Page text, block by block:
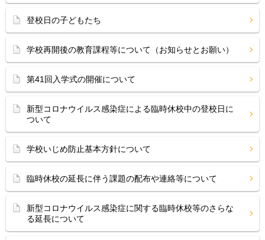
登校日の子どもたち
学校再開後の教育課程等について（お知らせとお願い）
第41回入学式の開催について
新型コロナウイルス感染症による臨時休校中の登校日に
ついて
学校いじめ防止基本方針について
臨時休校の延長に伴う課題の配布や連絡等について
新型コロナウイルス感染症に関する臨時休校等のさらな
る延長について